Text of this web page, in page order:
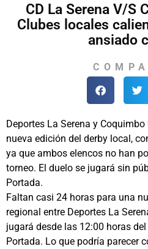
CD La Serena V/S
Clubes locales
ansiado
Deportes La Serena y
nueva edición del derby local,
ya que ambos elencos no han
torneo. El duelo se jugará sin
Portada.
Faltan casi 24 horas para una
regional entre Deportes La
jugará desde las 12:00 horas
Portada. Lo que podría parecer